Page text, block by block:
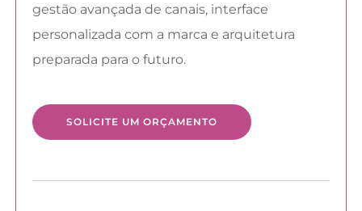
gestão avançada de canais, interface
personalizada com a marca e arquitetura
preparada para o futuro.
SOLICITE UM ORÇAMENTO